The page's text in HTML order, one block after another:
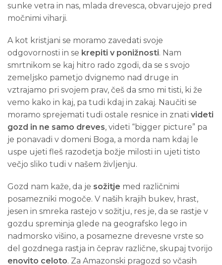
sunke vetra in nas, mlada drevesca, obvarujejo pred
močnimi viharji.
A kot kristjani se moramo zavedati svoje
odgovornosti in se krepiti v ponižnosti. Nam
smrtnikom se kaj hitro rado zgodi, da se s svojo
zemeljsko pametjo dvignemo nad druge in
vztrajamo pri svojem prav, češ da smo mi tisti, ki že
vemo kako in kaj, pa tudi kdaj in zakaj. Naučiti se
moramo sprejemati tudi ostale resnice in znati videti
gozd in ne samo dreves, videti “bigger picture” pa
je ponavadi v domeni Boga, a morda nam kdaj le
uspe ujeti fleš razodetja božje milosti in ujeti tisto
večjo sliko tudi v našem življenju.
Gozd nam kaže, da je sožitje med različnimi
posamezniki mogoče. V naših krajih bukev, hrast,
jesen in smreka rastejo v sožitju, res je, da se rastje v
gozdu spreminja glede na geografsko lego in
nadmorsko višino, a posamezne drevesne vrste so
del gozdnega rastja in čeprav različne, skupaj tvorijo
enovito celoto. Za Amazonski pragozd so včasih